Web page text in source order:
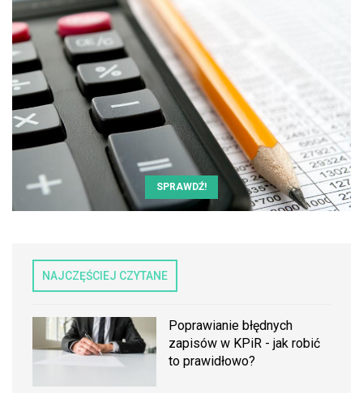
SPRAWDŹ!
NAJCZĘŚCIEJ CZYTANE
Poprawianie błędnych
zapisów w KPiR - jak robić
to prawidłowo?